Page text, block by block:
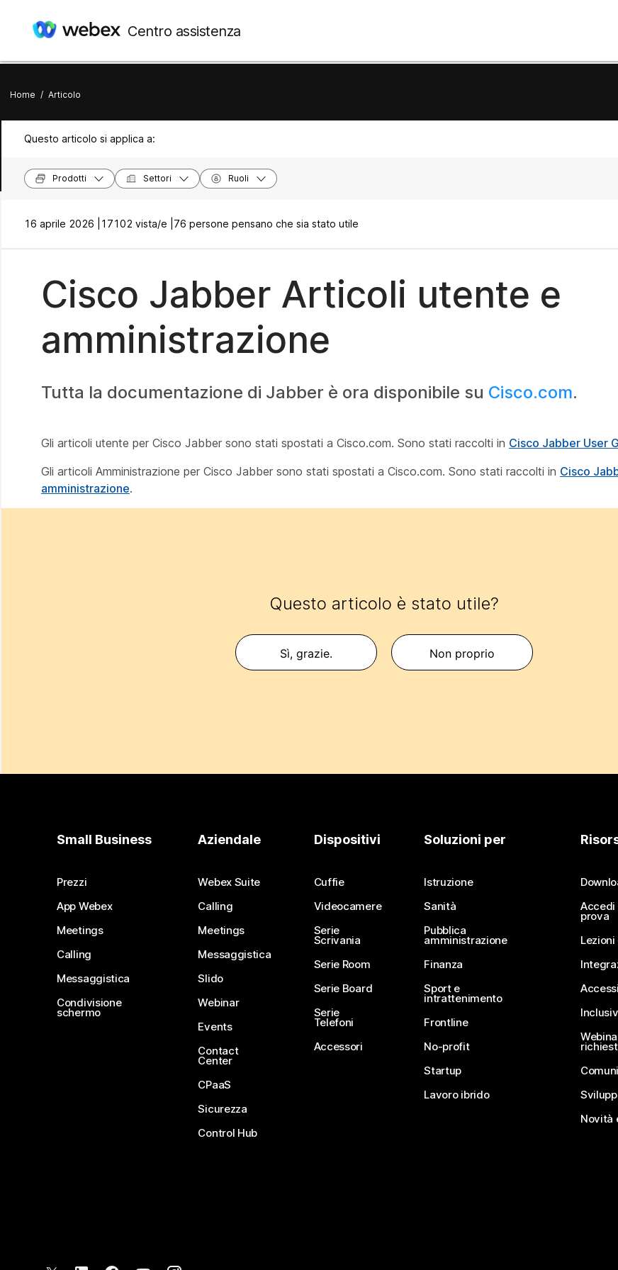
Centro assistenza
Home / Articolo
Questo articolo si applica a:
Prodotti Settori Ruoli
16 aprile 2026 | 17102 vista/e | 76 persone pensano che sia stato utile
Cisco Jabber Articoli utente e
amministrazione
Tutta la documentazione di Jabber è ora disponibile su Cisco.com.
Gli articoli utente per Cisco Jabber sono stati spostati a Cisco.com. Sono stati raccolti in Cisco Jabber User
Gli articoli Amministrazione per Cisco Jabber sono stati spostati a Cisco.com. Sono stati raccolti in Cisco
amministrazione.
Questo articolo è stato utile?
Sì, grazie. Non proprio
Small Business
Prezzi
App Webex
Meetings
Calling
Messaggistica
Condivisione
schermo
Aziendale
Webex Suite
Calling
Meetings
Messaggistica
Slido
Webinar
Events
Contact
Center
CPaaS
Sicurezza
Control Hub
Dispositivi
Cuffie
Videocamere
Serie
Scrivania
Serie Room
Serie Board
Serie
Telefoni
Accessori
Soluzioni per
Istruzione
Sanità
Pubblica
amministrazione
Finanza
Sport e
intrattenimento
Frontline
No-profit
Startup
Lavoro ibrido
Accedi
prova
Novità